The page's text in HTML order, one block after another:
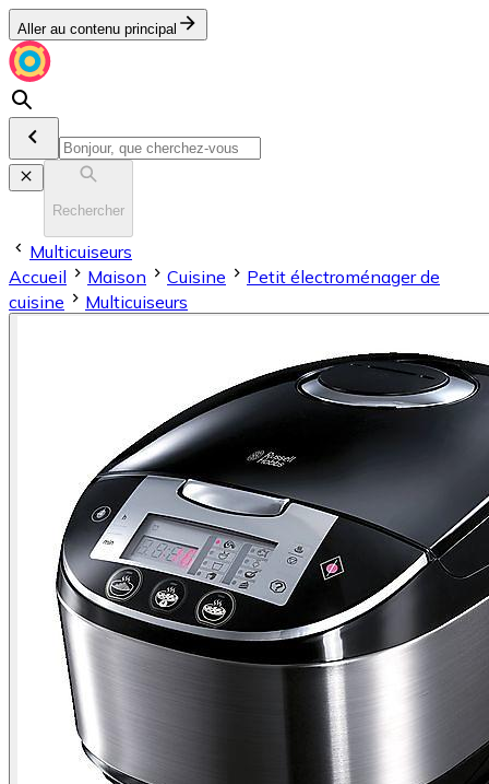
Aller au contenu principal
Rechercher
Multicuiseurs
Accueil
Maison Cuisine
Petit électroménager de
cuisine
Multicuiseurs